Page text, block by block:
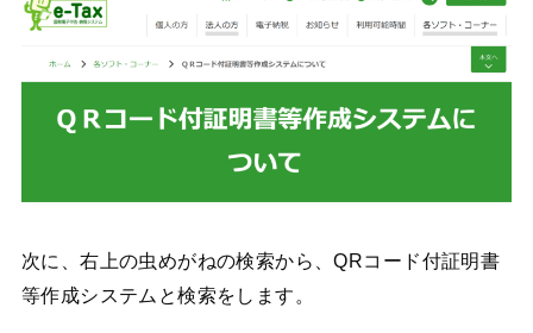
次に、右上の虫めがねの検索から、QRコード付証明書
等作成システムと検索をします。